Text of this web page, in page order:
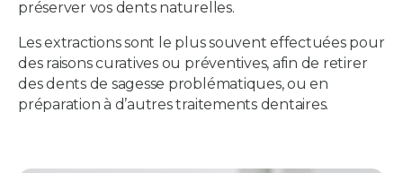
préserver vos dents naturelles.
Les extractions sont le plus souvent effectuées pour
des raisons curatives ou préventives, afin de retirer
des dents de sagesse problématiques, ou en
préparation à d’autres traitements dentaires.